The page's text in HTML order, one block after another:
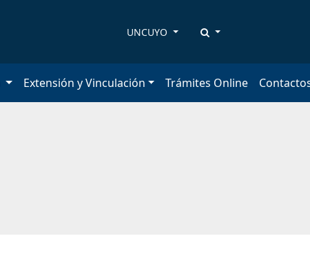
UNCUYO
Extensión y Vinculación Trámites Online